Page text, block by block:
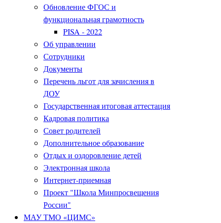
Обновление ФГОС и
функциональная грамотность
PISA - 2022
Об управлении
Сотрудники
Документы
Перечень льгот для зачисления в
ДОУ
Государственная итоговая аттестация
Кадровая политика
Совет родителей
Дополнительное образование
Отдых и оздоровление детей
Электронная школа
Интернет-приемная
Проект "Школа Минпросвещения
России"
МАУ ТМО «ЦИМС»